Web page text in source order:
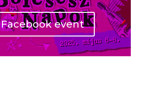
Facebook event